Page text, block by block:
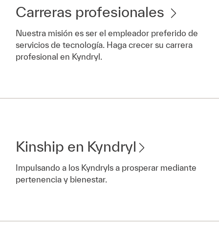
Carreras profesionales
Nuestra misión es ser el empleador preferido de
servicios de tecnología. Haga crecer su carrera
profesional en Kyndryl.
Kinship en Kyndryl
Impulsando a los Kyndryls a prosperar mediante
pertenencia y bienestar.